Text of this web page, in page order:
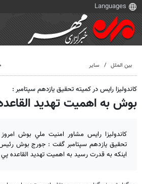
بین الملل سایر ۲۰
كاندوليزا رايس در كميته تحقيق يازدهم سپتامبر :
بوش به اهميت تهديد
كاندوليزا رايس مشاور امنيت ملي بوش
تحقيق يازدهم سپتامبر گفت : جورج بوش
اينكه به قدرت رسيد به اهميت تهديد القاعده پي